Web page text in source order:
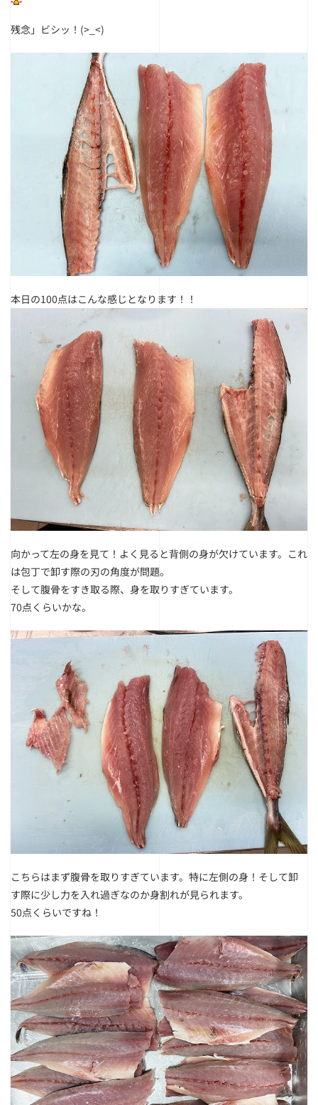
残念」 ビシッ！(>_<)
本日の100点はこんな感じとなります！！
向かって左の身を見て！ よく見ると背側の身が欠けています。これ
は包丁で卸す際の刃の角度が問題。
そして腹骨をすき取る際、身を取りすぎています。
70点くらいかな。
こちらはまず腹骨を取りすぎています。特に左側の身！ そして卸
す際に少し力を入れ過ぎなのか身割れが見られます。
50点くらいですね！